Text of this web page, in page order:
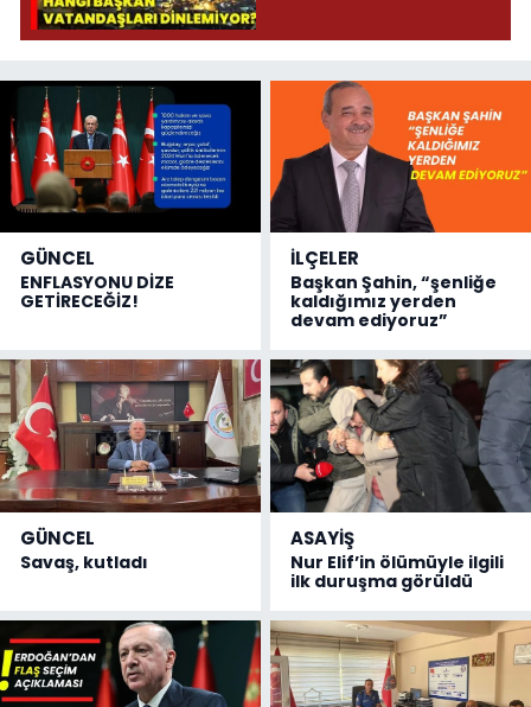
GÜNCEL
ENFLASYONU DİZE
GETİRECEĞİZ!
İLÇELER
Başkan Şahin, “şenliğe
kaldığımız yerden
devam ediyoruz”
GÜNCEL
Savaş, kutladı
ASAYİŞ
Nur Elif’in ölümüyle ilgili
ilk duruşma görüldü